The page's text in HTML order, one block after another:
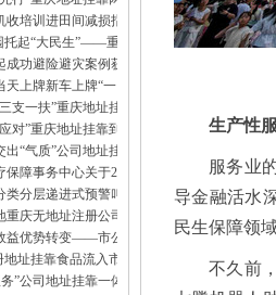
收培训进田间减损指导保丰收
托起“大民生”——重庆假期公益托管服务深度
成功避险避灾案例获应急管理部通报表扬
上牌新车上牌“一网通办”重庆孵化园何以从重
支一扶”重庆地址挂靠计划人员公示（第一批）
对”重庆地址挂靠到“主动防御”上半年重庆市
“气质”公司地址挂靠答卷
保障事务中心关于2026年协议处理解除医保
类分层递进式预警叫应机制本轮强降雨，重庆
重庆无地址注册公司质灾害三级应急响应14个
益优势转变——市公司注册地址挂靠农产品质
地址挂靠食品流入市场大渡口区市场监管局开
”公司地址挂靠一体化新模式重庆“生态蓝”守
生产性
服务业
导金融活水
民生保障领域
不久前